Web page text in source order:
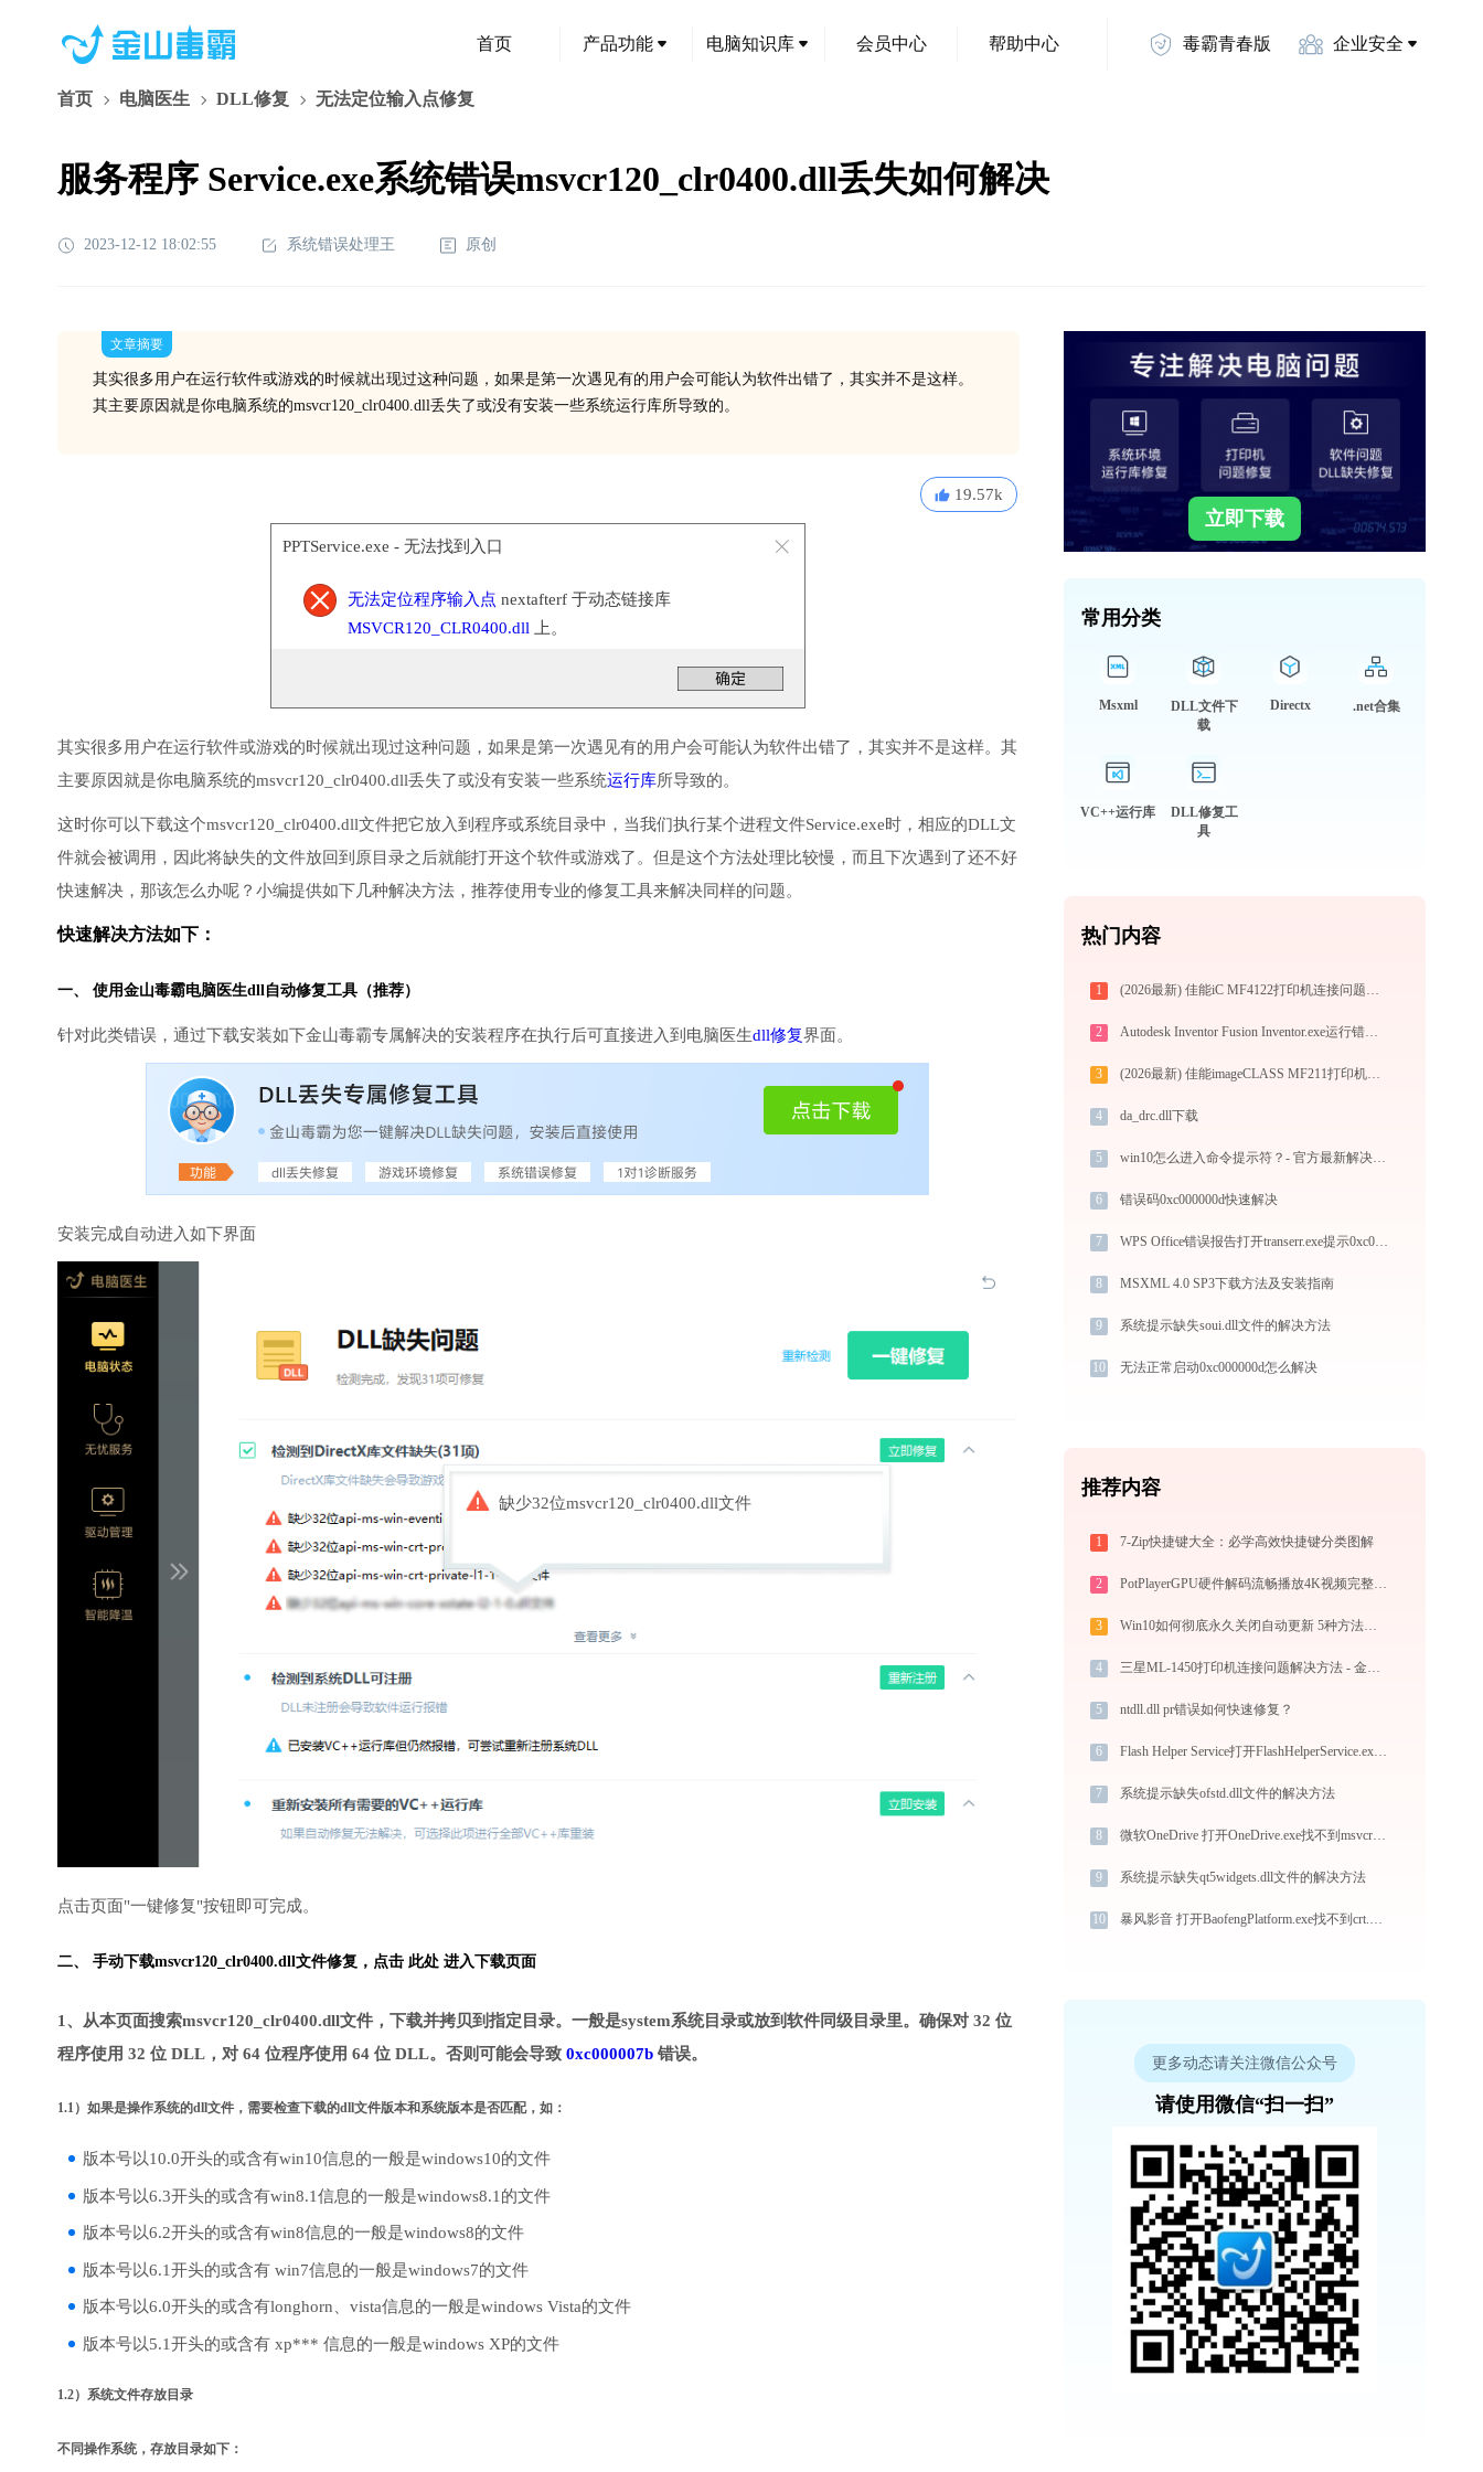
首页 产品功能 电脑知识库 会员中心 帮助中心 毒霸青春版 企业安全
首页 电脑医生 DLL修复 无法定位输入点修复
服务程序 Service.exe系统错误msvcr120_clr0400.dll丢失如何解决
2023-12-12 18:02:55 系统错误处理王 原创
文章摘要
其实很多用户在运行软件或游戏的时候就出现过这种问题，如果是第一次遇见有的用户会可能认为软件出错了，其实并不是这样。
其主要原因就是你电脑系统的msvcr120_clr0400.dll丢失了或没有安装一些系统运行库所导致的。
19.57k
PPTService.exe - 无法找到入口
无法定位程序输入点 nextafterf 于动态链接库
MSVCR120_CLR0400.dll 上。
其实很多用户在运行软件或游戏的时候就出现过这种问题，如果是第一次遇见有的用户会可能认为软件出错了，其实并不是这样。其
主要原因就是你电脑系统的msvcr120_clr0400.dll丢失了或没有安装一些系统运行库所导致的。
这时你可以下载这个msvcr120_clr0400.dll文件把它放入到程序或系统目录中，当我们执行某个进程文件Service.exe时，相应的DLL文
件就会被调用，因此将缺失的文件放回到原目录之后就能打开这个软件或游戏了。但是这个方法处理比较慢，而且下次遇到了还不好
快速解决，那该怎么办呢？小编提供如下几种解决方法，推荐使用专业的修复工具来解决同样的问题。
快速解决方法如下：
一、 使用金山毒霸电脑医生dll自动修复工具（推荐）
针对此类错误，通过下载安装如下金山毒霸专属解决的安装程序在执行后可直接进入到电脑医生dll修复界面。
安装完成自动进入如下界面
缺少32位msvcr120_clr0400.dll文件
点击页面"一键修复"按钮即可完成。
二、 手动下载msvcr120_clr0400.dll文件修复， 点击 此处 进入下载页面
1、从本页面搜索msvcr120_clr0400.dll文件，下载并拷贝到指定目录。一般是system系统目录或放到软件同级目录里。确保对 32 位
程序使用 32 位 DLL，对 64 位程序使用 64 位 DLL。否则可能会导致 0xc000007b 错误。
1.1）如果是操作系统的dll文件，需要检查下载的dll文件版本和系统版本是否匹配，如：
版本号以10.0开头的或含有win10信息的一般是windows10的文件
版本号以6.3开头的或含有win8.1信息的一般是windows8.1的文件
版本号以6.2开头的或含有win8信息的一般是windows8的文件
版本号以6.1开头的或含有 win7信息的一般是windows7的文件
版本号以6.0开头的或含有longhorn、vista信息的一般是windows Vista的文件
版本号以5.1开头的或含有 xp*** 信息的一般是windows XP的文件
1.2）系统文件存放目录
不同操作系统，存放目录如下：
立即下载
常用分类
Msxml
DLL文件下
载
Directx .net合集
VC++运行库
DLL修复工
具
热门内容
1 (2026最新) 佳能iC MF4122打印机连接问题如何解决？-金山毒霸
2 Autodesk Inventor Fusion Inventor.exe运行错误提示0xc000007b的解决办法
3 (2026最新) 佳能imageCLASS MF211打印机连接问题-金山毒霸
4 da_drc.dll下载
5 win10怎么进入命令提示符？- 官方最新解决方案
6 错误码0xc000000d快速解决
7 WPS Office错误报告打开transerr.exe提示0xc000000d错误码怎么办
8 MSXML 4.0 SP3下载方法及安装指南
9 系统提示缺失soui.dll文件的解决方法
10 无法正常启动0xc000000d怎么解决
推荐内容
1 7-Zip快捷键大全：必学高效快捷键分类图解
2 PotPlayerGPU硬件解码流畅播放4K视频完整教程
3 Win10如何彻底永久关闭自动更新 5种方法教你永久关闭win10自动更新
4 三星ML-1450打印机连接问题解决方法 - 金山毒霸
5 ntdll.dll pr错误如何快速修复？
6 Flash Helper Service打开FlashHelperService.exe提示0xc000000d错误码怎么办
7 系统提示缺失ofstd.dll文件的解决方法
8 微软OneDrive 打开OneDrive.exe找不到msvcr100.dll怎么办
9 系统提示缺失qt5widgets.dll文件的解决方法
10 暴风影音 打开BaofengPlatform.exe找不到crt.dll怎么办
更多动态请关注微信公众号
请使用微信“扫一扫”